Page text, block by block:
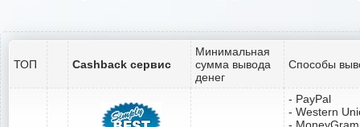
ТОП Cashback сервис
Минимальная
сумма вывода
денег
Способы
- PayPal
- Western